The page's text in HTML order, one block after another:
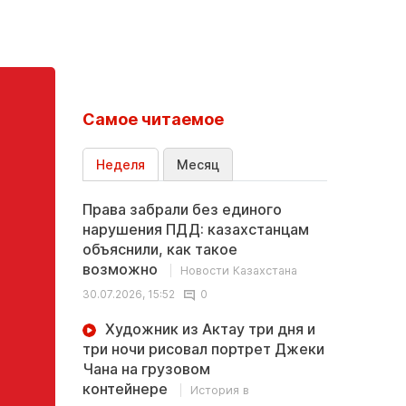
Самое читаемое
Неделя Месяц
Права забрали без единого
нарушения ПДД: казахстанцам
объяснили, как такое
возможно
Новости Казахстана
30.07.2026, 15:52
0
Художник из Актау три дня и
три ночи рисовал портрет Джеки
Чана на грузовом
контейнере
История в